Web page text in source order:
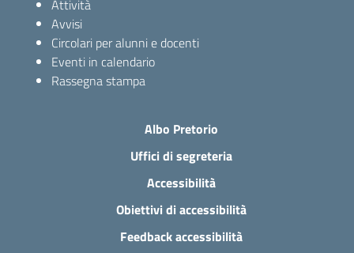
Attività
Avvisi
Circolari per alunni e docenti
Eventi in calendario
Rassegna stampa
Albo Pretorio
Uffici di segreteria
Accessibilità
Obiettivi di accessibilità
Feedback accessibilità